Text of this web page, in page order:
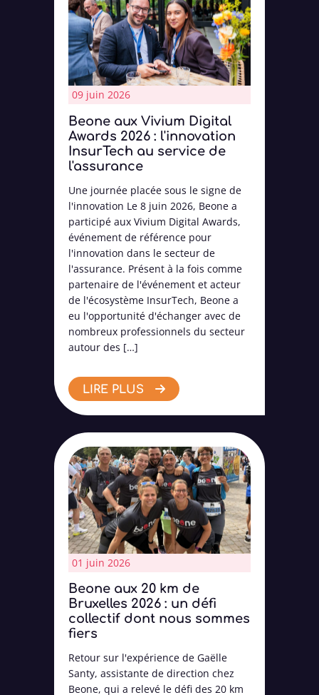
09 juin 2026
Beone aux Vivium Digital
Awards 2026 : l'innovation
InsurTech au service de
l'assurance
Une journée placée sous le signe de
l'innovation Le 8 juin 2026, Beone a
participé aux Vivium Digital Awards,
événement de référence pour
l'innovation dans le secteur de
l'assurance. Présent à la fois comme
partenaire de l'événement et acteur
de l'écosystème InsurTech, Beone a
eu l'opportunité d'échanger avec de
nombreux professionnels du secteur
autour des […]
LIRE PLUS
01 juin 2026
Beone aux 20 km de
Bruxelles 2026 : un défi
collectif dont nous sommes
fiers
Retour sur l'expérience de Gaëlle
Santy, assistante de direction chez
Beone, qui a relevé le défi des 20 km